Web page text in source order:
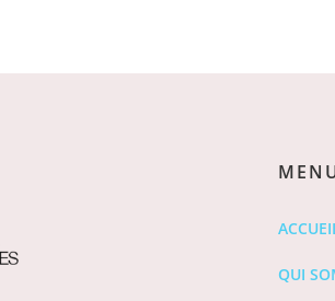
QUI